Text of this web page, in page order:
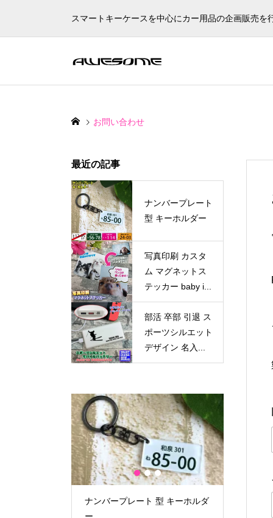
スマートキーケースを中心にカー用品の企画販売
お問い合わせ
最近の記事
ナンバープレート
型 キーホルダー
写真印刷 カスタ
ム マグネットス
テッカー baby i...
部活 卒部 引退 ス
ポーツシルエット
デザイン 名入...
ナンバープレート 型 キーホルダ
ー
テッカ
1 2 3